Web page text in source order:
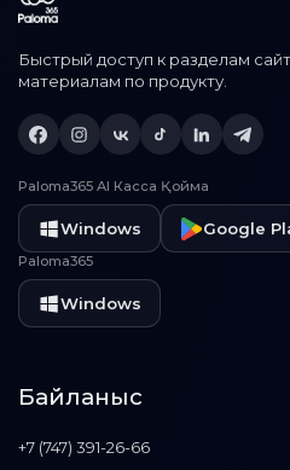
Быстрый доступ к разделам
материалам по продукту.
Paloma365 AI Касса Қойма
Windows Google
Paloma365
Windows
Байланыс
+7 (747) 391-26-66